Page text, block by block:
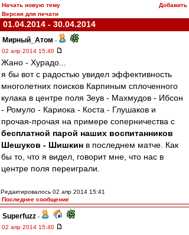
Начать новую тему
Добавить
Версия для печати
01.04.2014 - 30.04.2014
Мирный_Атом -
02 апр 2014 15:40
Жано - Хурадо...
я бы вот с радостью увидел эффективность
многолетних поисков Карпиным сплоченного
кулака в центре поля Зеув - Махмудов - Ибсон
- Ромуло - Кариока - Коста - Глушаков и
прочая-прочая на примере соперничества с
бесплатной парой наших воспитанников
Шешуков - Шишкин в последнем матче. Как
бы то, что я видел, говорит мне, что нас в
центре поля переиграли.
Редактировалось 02 апр 2014 15:41
Последнее сообщение
Superfuzz -
02 апр 2014 15:40